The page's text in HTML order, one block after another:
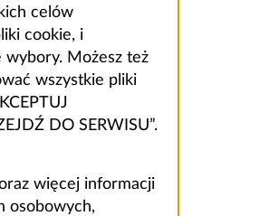
celów
cookie, i
Możesz też
wszystkie pliki
DO SERWISU”.
więcej informacji
osobowych,